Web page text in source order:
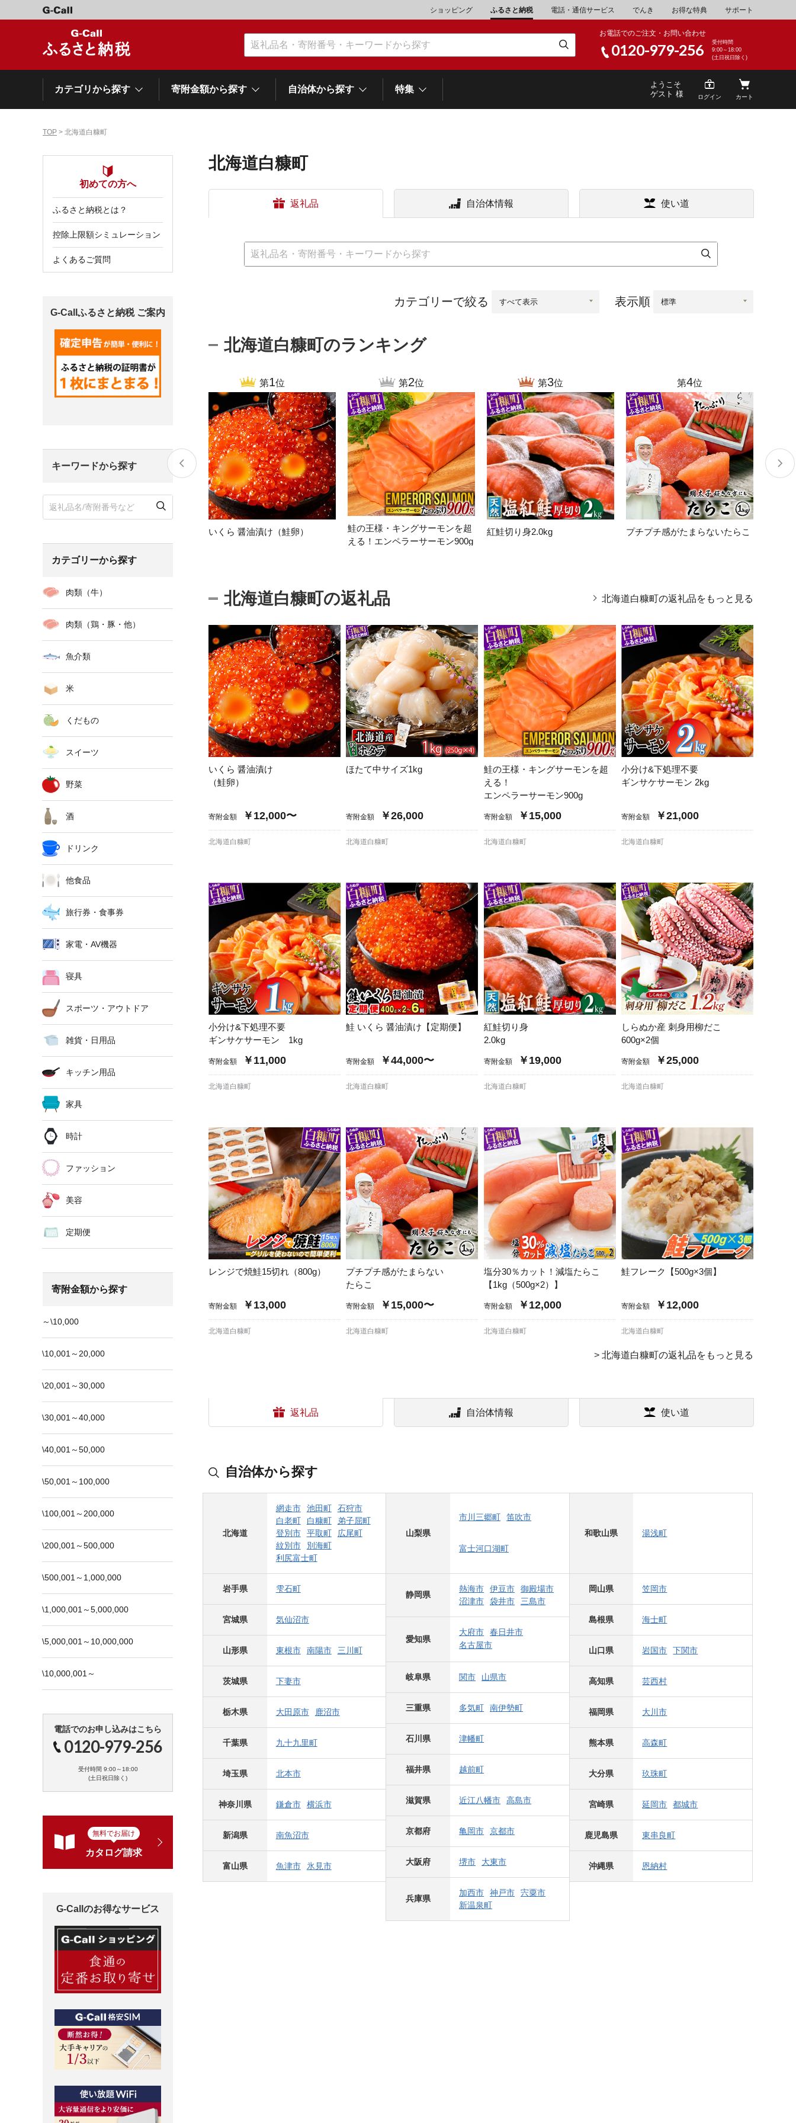
ショッピング ふるさと納税 電話・通信サービス でんき お得な特典 サポート
お電話でのご注文・お問い合わせ
0120-979-256
受付時間
9:00～18:00
(土日祝日除く)
カテゴリから探す
肉類（牛）
スイーツ
ドリンク
定期便
寄附金額から探す
～\10,000
\50,001～100,000 \100,001～200,000 \200,001～500,000
\500,001～1,000,000
自治体から探す
山形県
茨城県
栃木県
九十九里町
神奈川県 鎌倉市 横浜市
氷見市
山梨県
市川三郷町 笛吹市
富士河口湖町
静岡県
熱海市 伊豆市
沼津市
袋井市 三島市
春日井市 名古屋市
岐阜県 関市 山県市
石川県 津幡町
福井県 越前町
滋賀県 近江八幡市 高島市
京都府 亀岡市 京都市
堺市 大東市
福岡県
熊本県 高森町
大分県 玖珠町
宮崎県 延岡市 都城市
鹿児島県 東串良町
沖縄県
特集
ようこそ
ゲスト 様
ログイン カート
TOP > 北海道白糠町
北海道白糠町
返礼品 自治体情報 使い道
カテゴリーで絞る 表示順
北海道白糠町のランキング
第1位
いくら 醤油漬け（鮭卵）
第2位
鮭の王様・キングサーモンを超
える！エンペラーサーモン900g
第3位
紅鮭切り身2.0kg
第4位
プチプチ感がたまらないたらこ
北海道白糠町の返礼品 北海道白糠町の返礼品をもっと見る
いくら 醤油漬け
（鮭卵）
寄附金額 ￥12,000〜
北海道白糠町
ほたて中サイズ1kg
寄附金額 ￥26,000
北海道白糠町
鮭の王様・キングサーモンを超
える！
エンペラーサーモン900g
寄附金額 ￥15,000
北海道白糠町
小分け&下処理不要
ギンサケサーモン 2kg
寄附金額 ￥21,000
北海道白糠町
小分け&下処理不要
ギンサケサーモン 1kg
寄附金額 ￥11,000
北海道白糠町
鮭 いくら 醤油漬け【定期便】
寄附金額 ￥44,000〜
北海道白糠町
紅鮭切り身
2.0kg
寄附金額 ￥19,000
北海道白糠町
しらぬか産 刺身用柳だこ
600g×2個
寄附金額 ￥25,000
北海道白糠町
レンジで焼鮭15切れ（800g）
寄附金額 ￥13,000
北海道白糠町
プチプチ感がたまらない
たらこ
寄附金額 ￥15,000〜
北海道白糠町
塩分30％カット！減塩たらこ
【1kg（500g×2）】
寄附金額 ￥12,000
北海道白糠町
鮭フレーク【500g×3個】
寄附金額 ￥12,000
北海道白糠町
> 北海道白糠町の返礼品をもっと見る
返礼品 自治体情報 使い道
自治体から探す
北海道
網走市 池田町
石狩市
白老町
白糠町
弟子屈町
登別市
平取町
広尾町
紋別市
別海町
利尻富士町
岩手県 雫石町
宮城県 気仙沼市
山形県 東根市 南陽市 三川町
茨城県 下妻市
栃木県 大田原市 鹿沼市
千葉県 九十九里町
埼玉県 北本市
神奈川県 鎌倉市 横浜市
新潟県 南魚沼市
富山県 魚津市 氷見市
山梨県
市川三郷町 笛吹市
富士河口湖町
静岡県
熱海市 伊豆市
御殿場市
沼津市
袋井市 三島市
愛知県
大府市
春日井市
名古屋市
岐阜県 関市 山県市
三重県 多気町 南伊勢町
石川県 津幡町
福井県 越前町
滋賀県 近江八幡市 高島市
京都府 亀岡市 京都市
大阪府 堺市 大東市
兵庫県
加西市 神戸市
宍粟市
新温泉町
和歌山県 湯浅町
岡山県 笠岡市
島根県 海士町
山口県 岩国市 下関市
高知県 芸西村
福岡県 大川市
熊本県 高森町
大分県 玖珠町
宮崎県 延岡市 都城市
鹿児島県 東串良町
沖縄県 恩納村
初めての方へ
ふるさと納税とは？
控除上限額シミュレーション
よくあるご質問
G-Callふるさと納税 ご案内
キーワードから探す
カテゴリーから探す
肉類（牛）
肉類（鶏・豚・他）
魚介類
米
くだもの
スイーツ
野菜
酒
ドリンク
他食品
旅行券・食事券
家電・AV機器
寝具
スポーツ・アウトドア
雑貨・日用品
キッチン用品
家具
時計
ファッション
美容
定期便
寄附金額から探す
～\10,000
\10,001～20,000
\20,001～30,000
\30,001～40,000
\40,001～50,000
\50,001～100,000
\100,001～200,000
\200,001～500,000
\500,001～1,000,000
\1,000,001～5,000,000
\5,000,001～10,000,000
\10,000,001～
電話でのお申し込みはこちら
0120-979-256
受付時間 9:00～18:00
(土日祝日除く)
無料でお届け
カタログ請求
G-Callのお得なサービス